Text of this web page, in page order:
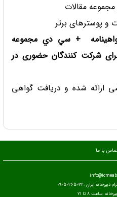
مقالات
و پوسترهای برتر
+ سي دي مجموعه
شرکت کنندگان حضوری در
ارائه شده و دریافت گواهی
با ما
ایران :09050265032
:ساعت 8 تا 21